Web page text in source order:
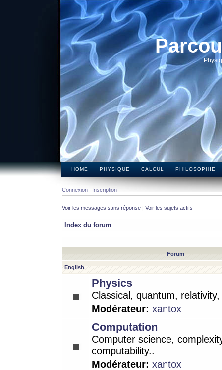
HOME PHYSIQUE CALCUL PHILOSOPHIE
Connexion Inscription
Voir les messages sans réponse | Voir les sujets actifs
Index du forum
Forum
English
Physics
Classical, quantum,
Modérateur: xantox
Computation
Computer science,
computability..
Modérateur: xantox